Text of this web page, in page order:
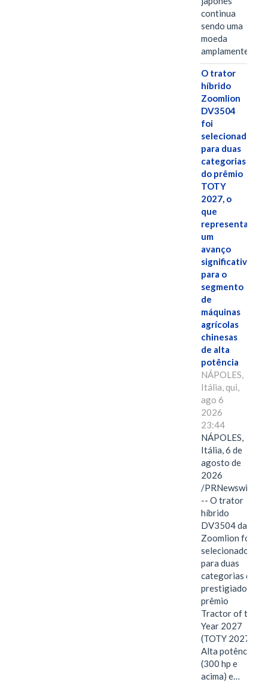
continua
sendo uma
moeda
amplamente…
O trator
híbrido
Zoomlion
DV3504
foi
selecionado
para duas
categorias
do prêmio
TOTY
2027, o
que
representa
um
avanço
significativo
para o
segmento
de
máquinas
agrícolas
chinesas
de alta
potência
NÁPOLES,
Itália, qui,
ago 6
2026
23:44
NÁPOLES,
Itália, 6 de
agosto de
2026
/PRNewswire/
-- O trator
híbrido
DV3504 da
Zoomlion foi
selecionado
para duas
categorias do
prestigiado
prêmio
Tractor of the
Year 2027
(TOTY 2027:
Alta potência
(300 hp e
acima) e…